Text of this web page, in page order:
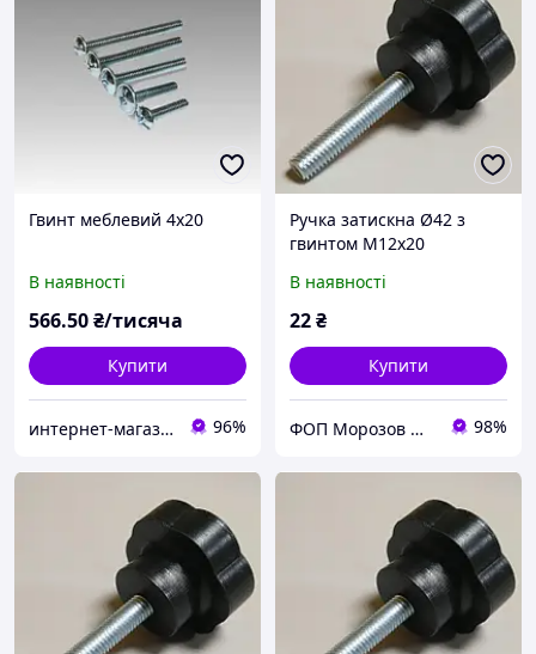
Гвинт меблевий 4х20
В наявності
566.50₴/тисяча
Купити
интернет-магазин Zamok911 96%
Ручка затискна Ø42 з
гвинтом М12х20
В наявності
22₴
Купити
ФОП Морозов Ю.О. 98%